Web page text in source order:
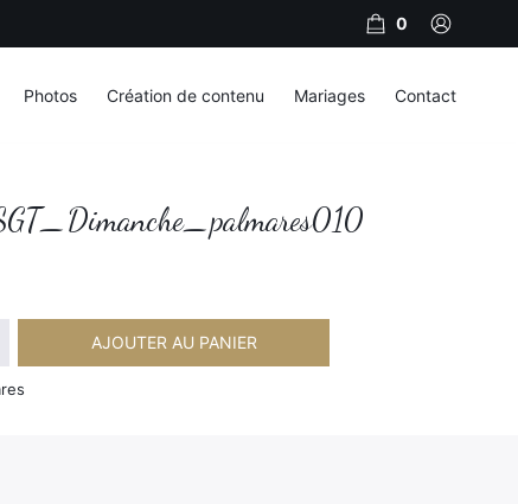
AJOUTER AU PANIER
0
Photos Création de contenu Mariages Contact